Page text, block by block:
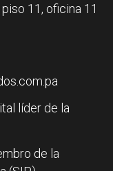
11, oficina 11
líder de la
de la